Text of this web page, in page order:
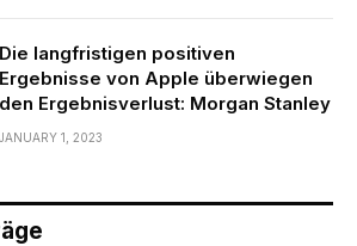
Die langfristigen positiven
Ergebnisse von Apple überwiegen
den Ergebnisverlust: Morgan Stanley
JANUARY 1, 2023